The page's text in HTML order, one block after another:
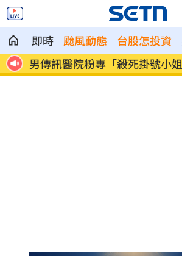
即時 颱風動態 台股怎投資
」辯忘吃
晚飯煮太慢！婦遭小